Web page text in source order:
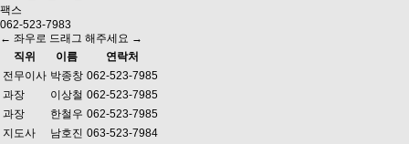
팩스
062-523-7983
← 좌우로 드래그 해주세요 →
직위
이름
연락처
전무이사 박종창 062-523-7985
과장
이상철 062-523-7985
과장
한철우 062-523-7985
지도사
남호진 063-523-7984